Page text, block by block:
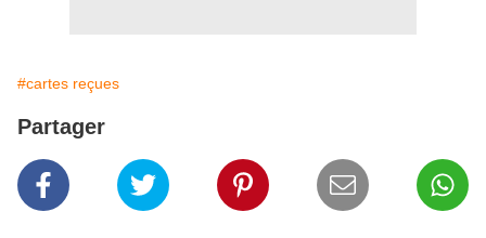
#cartes reçues
Partager